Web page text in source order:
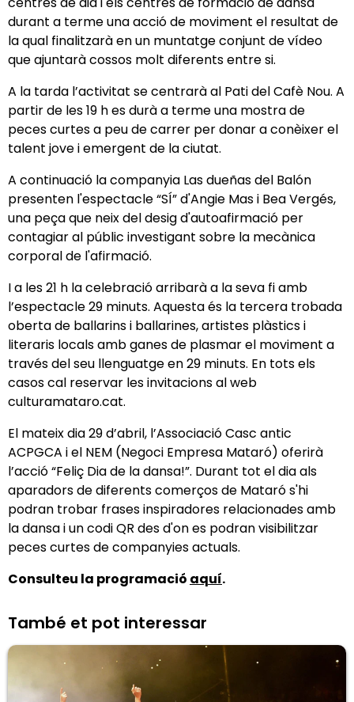
durant a terme una acció de moviment el resultat de
la qual finalitzarà en un muntatge conjunt de vídeo
que ajuntarà cossos molt diferents entre si.
A la tarda l’activitat se centrarà al Pati del Cafè Nou. A
partir de les 19 h es durà a terme una mostra de
peces curtes a peu de carrer per donar a conèixer el
talent jove i emergent de la ciutat.
A continuació la companyia Las dueñas del Balón
presenten l'espectacle “SÍ” d'Angie Mas i Bea Vergés,
una peça que neix del desig d'autoafirmació per
contagiar al públic investigant sobre la mecànica
corporal de l'afirmació.
I a les 21 h la celebració arribarà a la seva fi amb
l’espectacle 29 minuts. Aquesta és la tercera trobada
oberta de ballarins i ballarines, artistes plàstics i
literaris locals amb ganes de plasmar el moviment a
través del seu llenguatge en 29 minuts. En tots els
casos cal reservar les invitacions al web
culturamataro.cat.
El mateix dia 29 d’abril, l’Associació Casc antic
ACPGCA i el NEM (Negoci Empresa Mataró) oferirà
l’acció “Feliç Dia de la dansa!”. Durant tot el dia als
aparadors de diferents comerços de Mataró s'hi
podran trobar frases inspiradores relacionades amb
la dansa i un codi QR des d'on es podran visibilitzar
peces curtes de companyies actuals.
Consulteu la programació aquí.
També et pot interessar